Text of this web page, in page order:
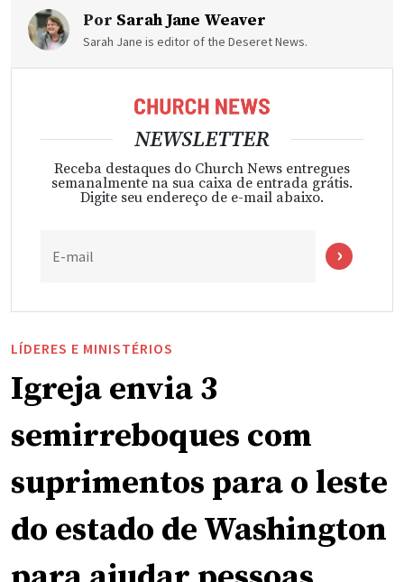
Por Sarah Jane Weaver
Sarah Jane is editor of the Deseret News.
NEWSLETTER
Receba destaques do Church News entregues
semanalmente na sua caixa de entrada grátis.
Digite seu endereço de e-mail abaixo.
E-mail
LÍDERES E MINISTÉRIOS
Igreja envia 3
semirreboques com
suprimentos para o leste
do estado de Washington